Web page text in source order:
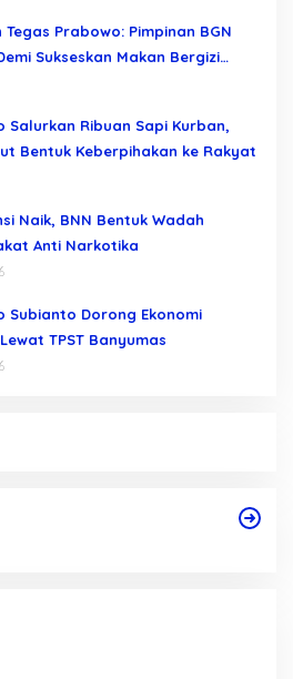
Tegas Prabowo: Pimpinan BGN
Sukseskan Makan Bergizi
Salurkan Ribuan Sapi Kurban,
Bentuk Keberpihakan ke Rakyat
Naik, BNN Bentuk Wadah
Anti Narkotika
Subianto Dorong Ekonomi
TPST Banyumas